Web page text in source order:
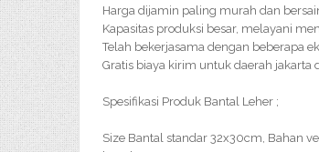
Harga dijamin paling murah dan
Kapasitas produksi besar, melayani
Telah bekerjasama dengan beberapa
Gratis biaya kirim untuk daerah
Spesifikasi Produk Bantal Leher ;
Size Bantal standar 32x30cm, Bahan